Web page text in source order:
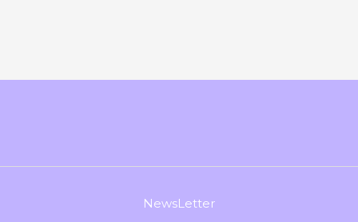
NewsLetter